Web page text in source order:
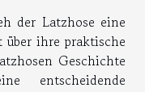
der Latzhose eine
ihre praktische
Geschichte
entscheidende